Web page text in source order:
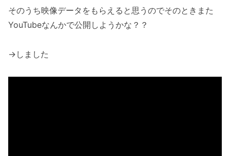
そのうち映像データをもらえると思うのでそのときまた
YouTubeなんかで公開しようかな？？
→しました